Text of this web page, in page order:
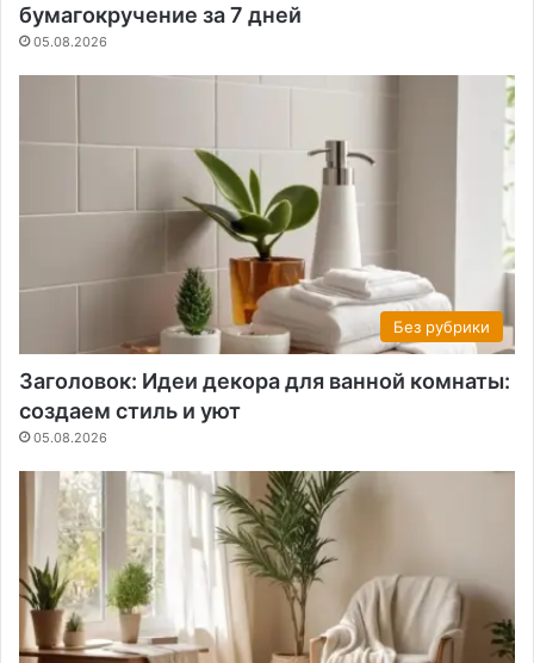
бумагокручение за 7 дней
05.08.2026
Без рубрики
Заголовок: Идеи декора для ванной комнаты:
создаем стиль и уют
05.08.2026